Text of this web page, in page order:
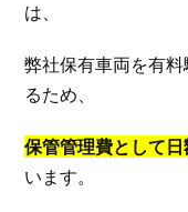
は、
弊社保有車両を有
るため、
保管管理費として日
います。